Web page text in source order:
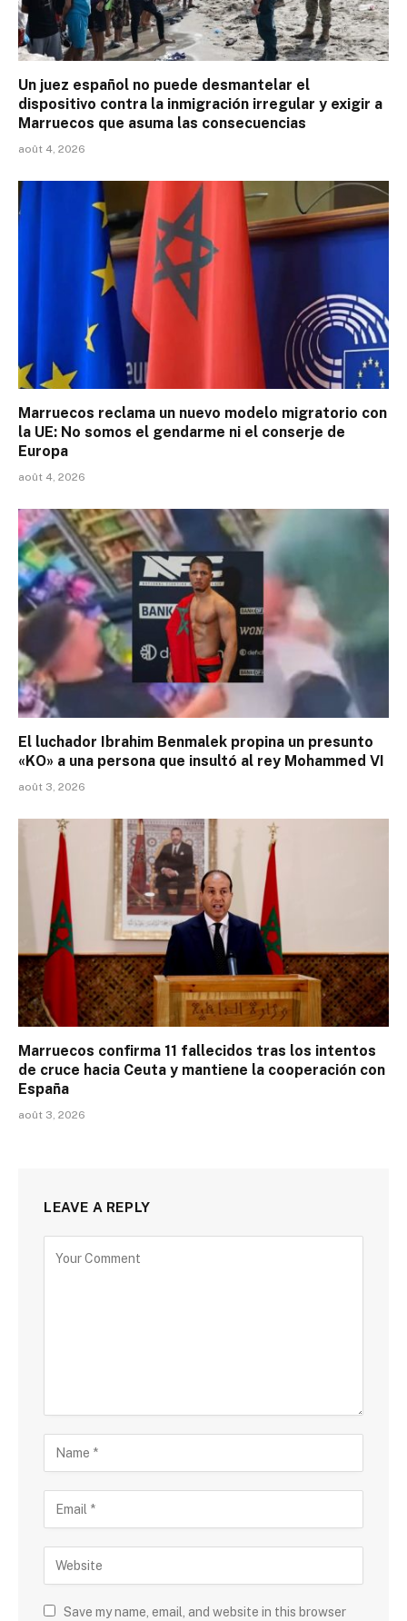
Un juez español no puede desmantelar el
dispositivo contra la inmigración irregular y exigir a
Marruecos que asuma las consecuencias
août 4, 2026
Marruecos reclama un nuevo modelo migratorio con
la UE: No somos el gendarme ni el conserje de
Europa
août 4, 2026
El luchador Ibrahim Benmalek propina un presunto
«KO» a una persona que insultó al rey Mohammed VI
août 3, 2026
Marruecos confirma 11 fallecidos tras los intentos
de cruce hacia Ceuta y mantiene la cooperación con
España
août 3, 2026
LEAVE A REPLY
Save my name, email, and website in this browser